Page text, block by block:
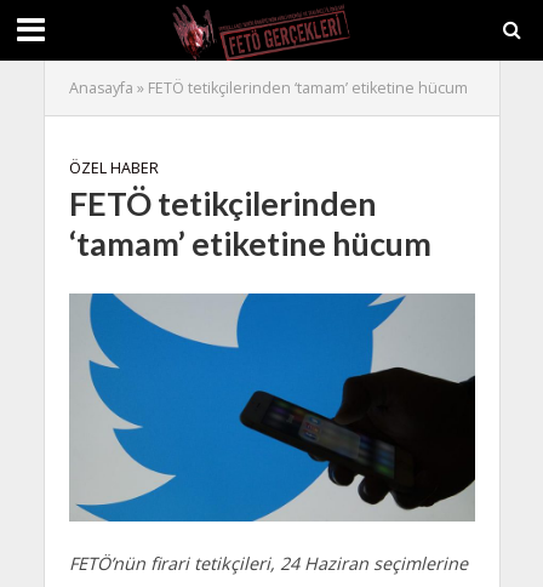
Anasayfa » FETÖ tetikçilerinden ‘tamam’ etiketine hücum
ÖZEL HABER
FETÖ tetikçilerinden
‘tamam’ etiketine hücum
FETÖ’nün firari tetikçileri, 24 Haziran seçimlerine